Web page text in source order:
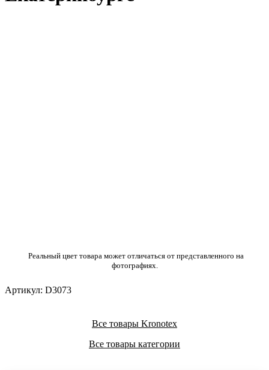
Реальный цвет товара может отличаться от представленного на
фотографиях.
Артикул: D3073
Все товары Kronotex
Все товары категории